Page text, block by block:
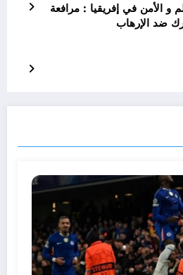
و الأمن في إفريقيا : مرافعة
ضد الإرهاب